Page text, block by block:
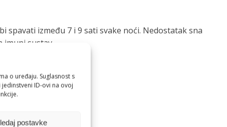
o uređaju. Suglasnost s
ID-ovi na ovoj
postavke
između 7 i 9 sati svake noći. Nedostatak sna
sustav.